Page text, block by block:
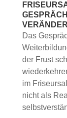
Das
der Frust
im
nicht als